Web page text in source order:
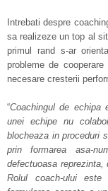
Intrebati despre
sa realizeze un top al
primul rand s-ar
probleme de
necesare cresterii
“Coachingul de echipa
unei echipe nu
blocheaza in proceduri
prin formarea asa-
defectuoasa
Rolul coach-ului este